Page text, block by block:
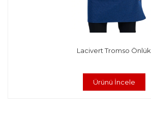
Lacivert Tromso Önlük
Ürünü İncele